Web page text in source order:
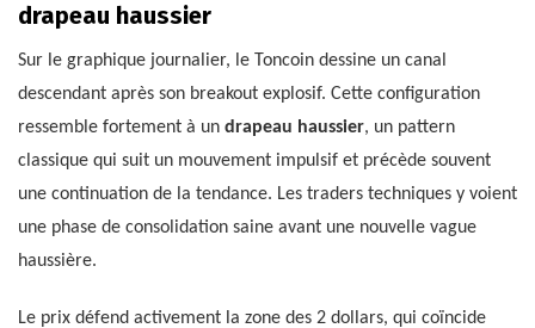
drapeau haussier
Sur le graphique journalier, le Toncoin dessine un canal
descendant après son breakout explosif. Cette configuration
ressemble fortement à un drapeau haussier, un pattern
classique qui suit un mouvement impulsif et précède souvent
une continuation de la tendance. Les traders techniques y voient
une phase de consolidation saine avant une nouvelle vague
haussière.
Le prix défend activement la zone des 2 dollars, qui coïncide